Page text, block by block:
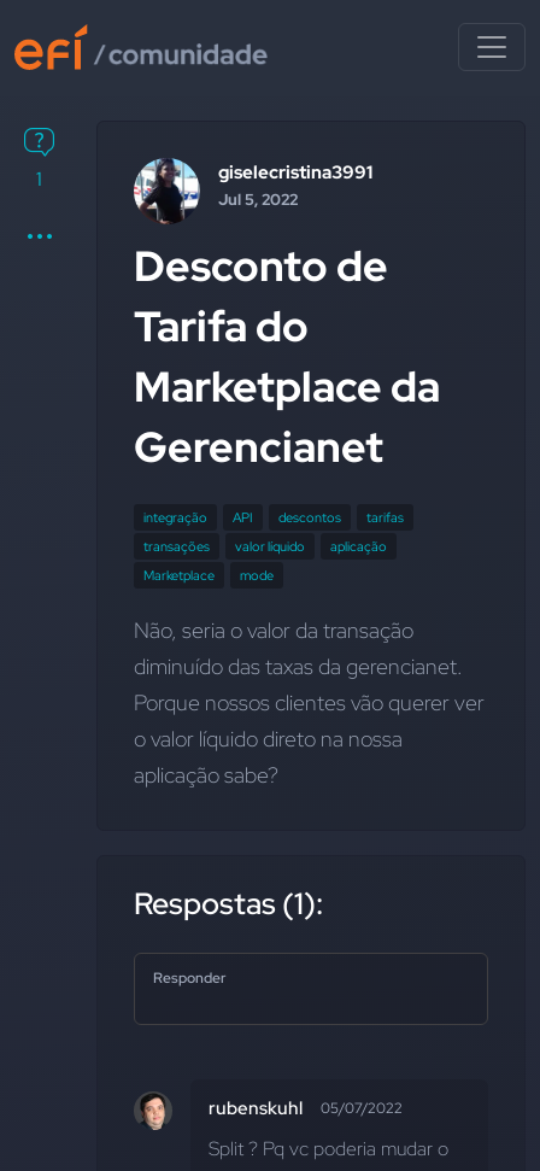
1 giselecristina3991
Jul 5, 2022
Desconto de
Tarifa do
Marketplace da
Gerencianet
integração API descontos
tarifas
transações
valor líquido
aplicação
Marketplace
mode
Não, seria o valor da transação
diminuído das taxas da gerencianet.
Porque nossos clientes vão querer ver
o valor líquido direto na nossa
aplicação sabe?
Respostas (1):
Responder
rubenskuhl 05/07/2022
Split ? Pq vc poderia mudar o